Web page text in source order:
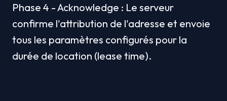
Phase 4 - Acknowledge : Le serveur
confirme l'attribution de l'adresse et envoie
tous les paramètres configurés pour la
durée de location (lease time).